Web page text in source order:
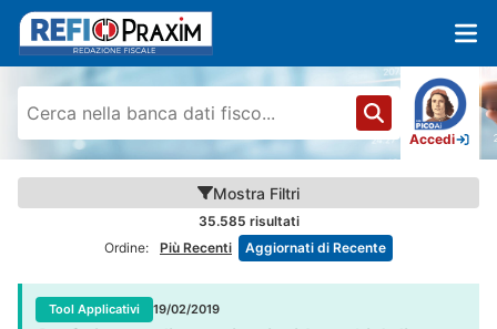
Accedi
Mostra Filtri
35.585 risultati
Ordine:
Più Recenti Aggiornati di Recente
Tool Applicativi 19/02/2019